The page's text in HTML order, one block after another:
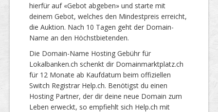
hierfür auf «Gebot abgeben» und starte mit
deinem Gebot, welches den Mindestpreis erreicht,
die Auktion. Nach 10 Tagen geht der Domain-
Name an den Höchstbietenden.
Die Domain-Name Hosting Gebühr für
Lokalbanken.ch schenkt dir Domainmarktplatz.ch
für 12 Monate ab Kaufdatum beim offiziellen
Switch Registrar Help.ch. Benötigst du einen
Hosting Partner, der dir deine neue Domain zum
Leben erweckt, so empfiehlt sich Help.ch mit